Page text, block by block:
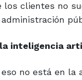
los clientes no
inteligencia
no está en la